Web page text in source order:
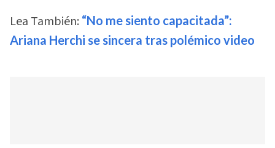
Lea También: “No me siento capacitada”:
Ariana Herchi se sincera tras polémico video